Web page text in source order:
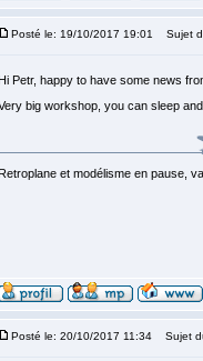
Posté le: 19/10/2017 19:01 Sujet
Petr, happy to have some news
big workshop, you can sleep
et modélisme en pause,
Posté le: 20/10/2017 11:34 Sujet